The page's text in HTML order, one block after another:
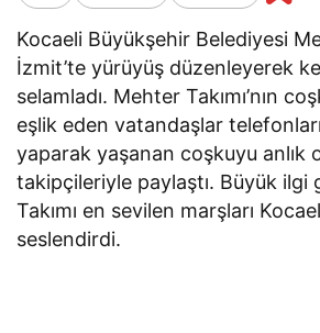
Kocaeli Büyükşehir Belediyesi
İzmit’te yürüyüş düzenleyerek
selamladı. Mehter Takımı’nın
eşlik eden vatandaşlar
yaparak yaşanan coşkuyu anlık
takipçileriyle paylaştı. Büyük ilgi
Takımı en sevilen marşları
seslendirdi.